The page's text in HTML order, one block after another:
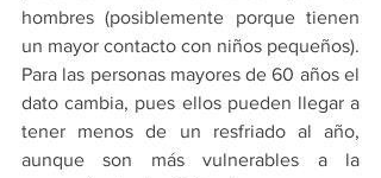
hombres (posiblemente porque tienen
un mayor contacto con niños pequeños).
Para las personas mayores de 60 años el
dato cambia, pues ellos pueden llegar a
tener menos de un resfriado al año,
aunque son más vulnerables a la